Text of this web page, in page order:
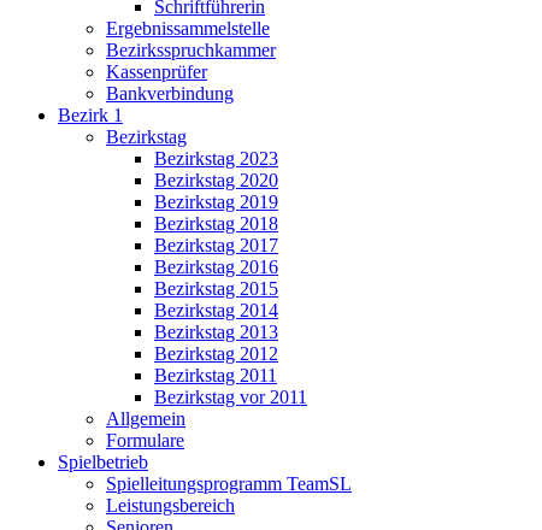
Schriftführerin
Ergebnissammelstelle
Bezirksspruchkammer
Kassenprüfer
Bankverbindung
Bezirk 1
Bezirkstag
Bezirkstag 2023
Bezirkstag 2020
Bezirkstag 2019
Bezirkstag 2018
Bezirkstag 2017
Bezirkstag 2016
Bezirkstag 2015
Bezirkstag 2014
Bezirkstag 2013
Bezirkstag 2012
Bezirkstag 2011
Bezirkstag vor 2011
Allgemein
Formulare
Spielbetrieb
Spielleitungsprogramm TeamSL
Leistungsbereich